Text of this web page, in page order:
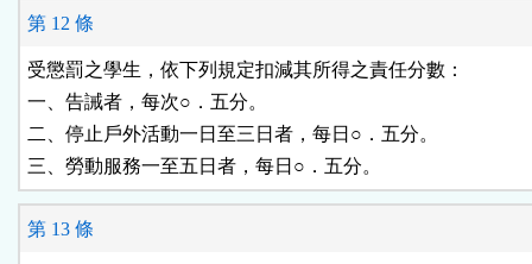
第 12 條
受懲罰之學生，依下列規定扣減其所得之責任分數：
一、告誡者，每次○．五分。
二、停止戶外活動一日至三日者，每日○．五分。
第 13 條